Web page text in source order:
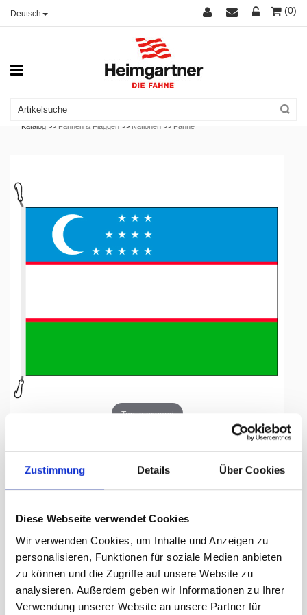
Zustimmung Details Über Cookies
Diese Webseite verwendet Cookies
Wir verwenden Cookies, um Inhalte und Anzeigen zu
personalisieren, Funktionen für soziale Medien anbieten
zu können und die Zugriffe auf unsere Website zu
analysieren. Außerdem geben wir Informationen zu Ihrer
Verwendung unserer Website an unsere Partner für
Deutsch (0)
Katalog >>Fahnen & Flaggen >>Nationen >>Fahne
Tap to expand
Usbekistan, 70 x 100 cm
Lieferzeit Tage:ca. 5-7 Arbeitstage
55.50 CHF